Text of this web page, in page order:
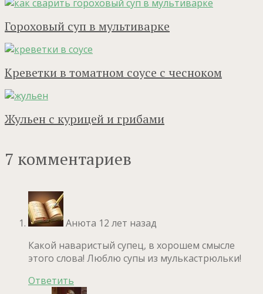
Гороховый суп в мультиварке
Креветки в томатном соусе с чесноком
Жульен с курицей и грибами
7 комментариев
Анюта 12 лет назад
Какой наваристый супец, в хорошем смысле
этого слова! Люблю супы из мулькастрюльки!
Ответить